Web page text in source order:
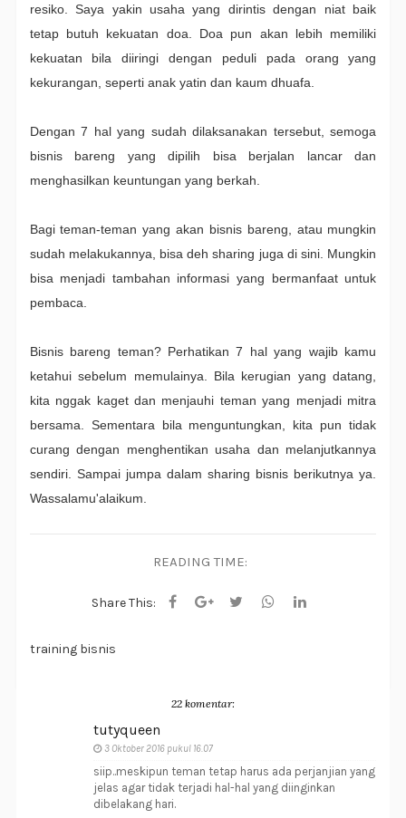
resiko. Saya yakin usaha yang dirintis dengan niat baik
tetap butuh kekuatan doa. Doa pun akan lebih memiliki
kekuatan bila diiringi dengan peduli pada orang yang
kekurangan, seperti anak yatin dan kaum dhuafa.
Dengan 7 hal yang sudah dilaksanakan tersebut, semoga
bisnis bareng yang dipilih bisa berjalan lancar dan
menghasilkan keuntungan yang berkah.
Bagi teman-teman yang akan bisnis bareng, atau mungkin
sudah melakukannya, bisa deh sharing juga di sini. Mungkin
bisa menjadi tambahan informasi yang bermanfaat untuk
pembaca.
Bisnis bareng teman? Perhatikan 7 hal yang wajib kamu
ketahui sebelum memulainya. Bila kerugian yang datang,
kita nggak kaget dan menjauhi teman yang menjadi mitra
bersama. Sementara bila menguntungkan, kita pun tidak
curang dengan menghentikan usaha dan melanjutkannya
sendiri. Sampai jumpa dalam sharing bisnis berikutnya ya.
Wassalamu'alaikum.
READING TIME:
Share This:
training bisnis
22 komentar:
tutyqueen
3 Oktober 2016 pukul 16.07
siip..meskipun teman tetap harus ada perjanjian yang
jelas agar tidak terjadi hal-hal yang diinginkan
dibelakang hari.